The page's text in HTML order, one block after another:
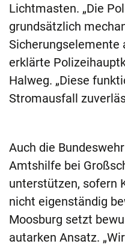
Lichtmasten. „Die
grundsätzlich
Sicherungselemente
erklärte
Halweg. „Diese
Stromausfall
Auch die
Amtshilfe bei
unterstützen, sofern
nicht eigenständig
Moosburg setzt
autarken Ansatz.